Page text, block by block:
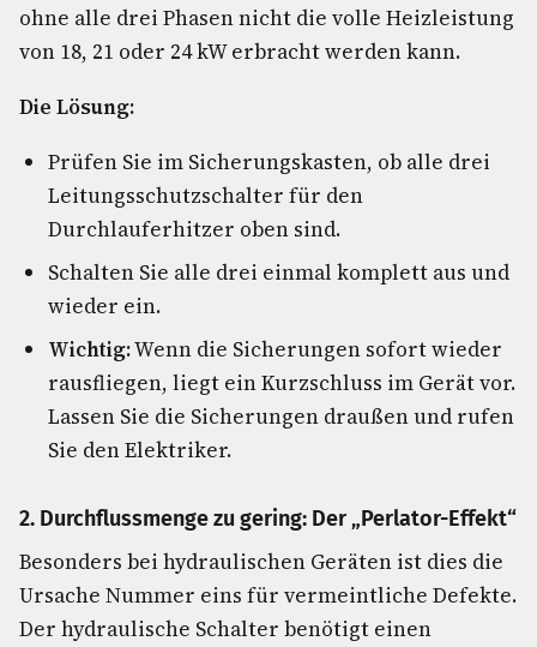
ohne alle drei Phasen nicht die volle Heizleistung
von 18, 21 oder 24 kW erbracht werden kann.
Die Lösung:
Prüfen Sie im Sicherungskasten, ob alle drei
Leitungsschutzschalter für den
Durchlauferhitzer oben sind.
Schalten Sie alle drei einmal komplett aus und
wieder ein.
Wichtig:Wenn die Sicherungen sofort wieder
rausfliegen, liegt ein Kurzschluss im Gerät vor.
Lassen Sie die Sicherungen draußen und rufen
Sie den Elektriker.
2. Durchflussmenge zu gering: Der „Perlator-Effekt“
Besonders bei hydraulischen Geräten ist dies die
Ursache Nummer eins für vermeintliche Defekte.
Der hydraulische Schalter benötigt einen